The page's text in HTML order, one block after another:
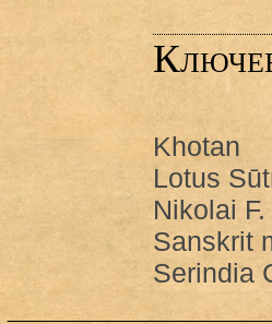
Khotan
Lotus
Nikolai
Sanskrit
Serindia